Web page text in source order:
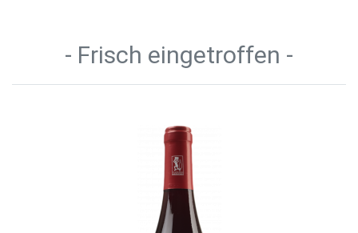
- Frisch eingetroffen -